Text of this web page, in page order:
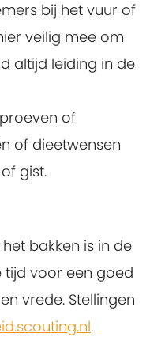
bij het vuur of
veilig mee om
altijd leiding in de
of
of dieetwensen
gist.
bakken is in de
tijd voor een goed
vrede. Stellingen
.